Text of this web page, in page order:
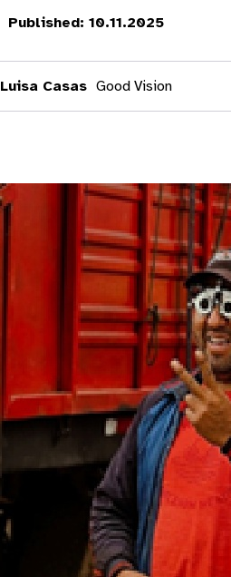
Published: 10.11.2025
Luisa Casas Good Vision